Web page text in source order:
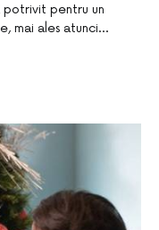
potrivit pentru un
mai ales atunci…